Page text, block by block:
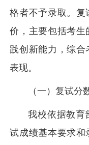
格者不予录取。复
价，主要包括考生
践创新能力，综
表现。
（一）复试分
我校依据教育
试成绩基本要求和